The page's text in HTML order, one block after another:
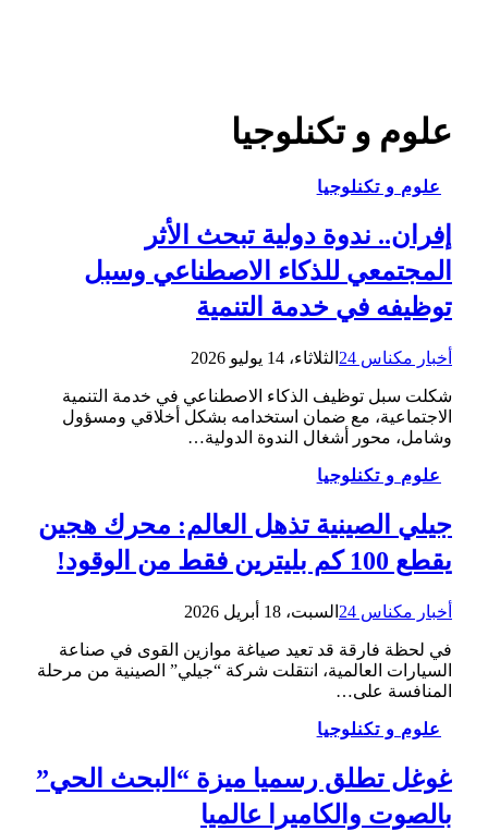
علوم و تكنلوجيا
علوم و تكنلوجيا
إفران.. ندوة دولية تبحث الأثر
المجتمعي للذكاء الاصطناعي وسبل
توظيفه في خدمة التنمية
أخبار مكناس 24 الثلاثاء، 14 يوليو 2026
شكلت سبل توظيف الذكاء الاصطناعي في خدمة التنمية
الاجتماعية، مع ضمان استخدامه بشكل أخلاقي ومسؤول
وشامل، محور أشغال الندوة الدولية…
علوم و تكنلوجيا
جيلي الصينية تذهل العالم: محرك هجين
يقطع 100 كم بليترين فقط من الوقود!
أخبار مكناس 24 السبت، 18 أبريل 2026
في لحظة فارقة قد تعيد صياغة موازين القوى في صناعة
السيارات العالمية، انتقلت شركة “جيلي” الصينية من مرحلة
المنافسة على…
علوم و تكنلوجيا
غوغل تطلق رسميا ميزة “البحث الحي”
بالصوت والكاميرا عالميا